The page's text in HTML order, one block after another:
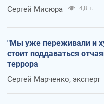
Сергей Мисюра 4,8 т.
"Мы уже переживали и
стоит поддаваться
террора
Сергей Марченко, эксперт